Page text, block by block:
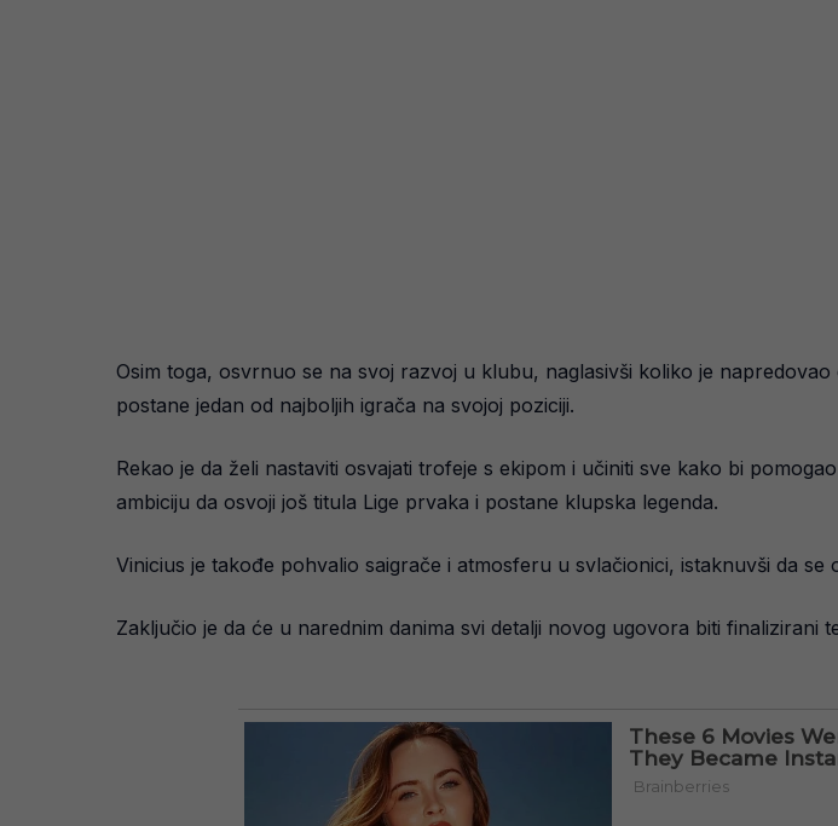
Osim toga, osvrnuo se na svoj razvoj u klubu, naglasivši koliko je
postane jedan od najboljih igrača na svojoj poziciji.
Rekao je da želi nastaviti osvajati trofeje s ekipom i učiniti sve kako bi
ambiciju da osvoji još titula Lige prvaka i postane klupska legenda.
Vinicius je takođe pohvalio saigrače i atmosferu u svlačionici, istaknuvši da se
Zaključio je da će u narednim danima svi detalji novog ugovora biti finalizirani